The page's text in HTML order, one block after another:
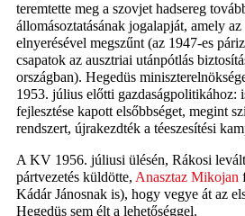
teremtette meg a szovjet hadsereg
állomásoztatásának jogalapját, amely
elnyerésével megszűnt (az 1947-es
csapatok az ausztriai utánpótlás
országban). Hegedüs
1953. július előtti gazdaságpolitikához:
fejlesztése kapott elsőbbséget, megint
rendszert, újrakezdték a téeszesítési
A KV 1956. júliusi ülésén, Rákosi
pártvezetés küldötte, Anasztaz Mikojan
Kádár Jánosnak is), hogy vegye át az
Hegedüs sem élt a lehetőséggel.